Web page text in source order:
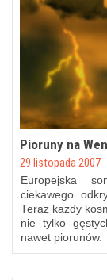
Pioruny na
Posted on
29 listopada 2007
Europejska
ciekawego
Teraz każdy
nie tylko
nawet piorunów.